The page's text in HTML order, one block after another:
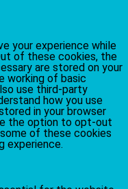
your experience while
of these cookies, the
are stored on your
working of basic
use third-party
how you use
in your browser
the option to opt-out
of these cookies
experience.